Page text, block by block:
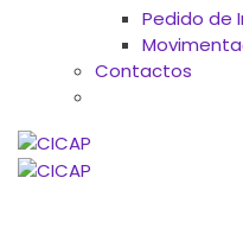
Pedido de
Contactos